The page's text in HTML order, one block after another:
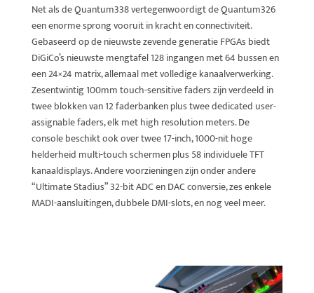
Net als de Quantum338 vertegenwoordigt de Quantum326
een enorme sprong vooruit in kracht en connectiviteit.
Gebaseerd op de nieuwste zevende generatie FPGAs biedt
DiGiCo’s nieuwste mengtafel 128 ingangen met 64 bussen en
een 24×24 matrix, allemaal met volledige kanaalverwerking.
Zesentwintig 100mm touch-sensitive faders zijn verdeeld in
twee blokken van 12 faderbanken plus twee dedicated user-
assignable faders, elk met high resolution meters. De
console beschikt ook over twee 17-inch, 1000-nit hoge
helderheid multi-touch schermen plus 58 individuele TFT
kanaaldisplays. Andere voorzieningen zijn onder andere
“Ultimate Stadius” 32-bit ADC en DAC conversie, zes enkele
MADI-aansluitingen, dubbele DMI-slots, en nog veel meer.